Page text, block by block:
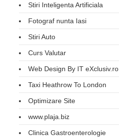
Stiri Inteligenta Artificiala
Fotograf nunta Iasi
Stiri Auto
Curs Valutar
Web Design By IT eXclusiv.ro
Taxi Heathrow To London
Optimizare Site
www.plaja.biz
Clinica Gastroenterologie